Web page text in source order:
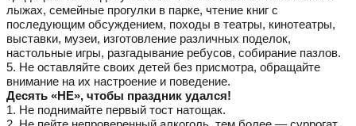
лыжах, семейные прогулки в парке, чтение книг с
последующим обсуждением, походы в театры, кинотеатры,
выставки, музеи, изготовление различных поделок,
настольные игры, разгадывание ребусов, собирание пазлов.
5. Не оставляйте своих детей без присмотра, обращайте
внимание на их настроение и поведение.
Десять «НЕ», чтобы праздник удался!
1. Не поднимайте первый тост натощак.